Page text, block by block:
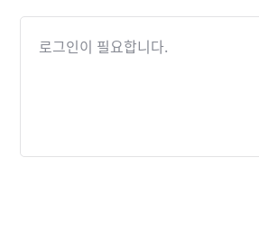
로그인이 필요합니다.